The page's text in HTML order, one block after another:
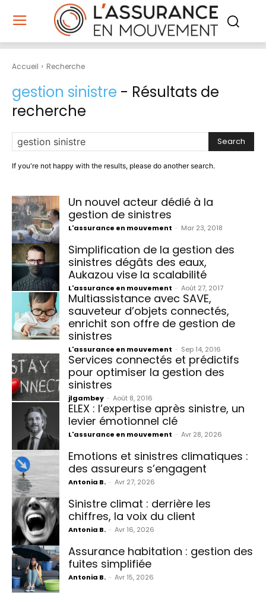
Accueil Recherche
gestion sinistre - Résultats de
recherche
Search
If you're not happy with the results, please do another search.
Un nouvel acteur dédié à la
gestion de sinistres
L'assurance en mouvement - Mar 23, 2018
Simplification de la gestion des
sinistres dégâts des eaux,
Aukazou vise la scalabilité
L'assurance en mouvement - Août 27, 2017
Multiassistance avec SAVE,
sauveteur d’objets connectés,
enrichit son offre de gestion de
sinistres
L'assurance en mouvement - Sep 14, 2016
Services connectés et prédictifs
pour optimiser la gestion des
sinistres
jlgambey - Août 8, 2016
ELEX : l’expertise après sinistre, un
levier émotionnel clé
L'assurance en mouvement - Avr 28, 2026
Emotions et sinistres climatiques :
des assureurs s’engagent
Antonia B. - Avr 27, 2026
Sinistre climat : derrière les
chiffres, la voix du client
Antonia B. - Avr 16, 2026
Assurance habitation : gestion des
fuites simplifiée
Antonia B. - Avr 15, 2026